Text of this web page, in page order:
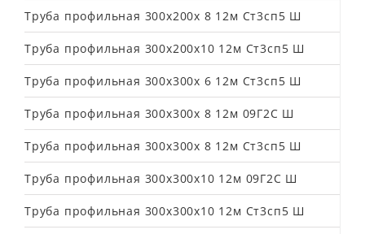
Труба профильная 300х200х 8 12м Ст3сп5 Ш
Труба профильная 300х200х10 12м Ст3сп5 Ш
Труба профильная 300х300х 6 12м Ст3сп5 Ш
Труба профильная 300х300х 8 12м 09Г2С Ш
Труба профильная 300х300х 8 12м Ст3сп5 Ш
Труба профильная 300х300х10 12м 09Г2С Ш
Труба профильная 300х300х10 12м Ст3сп5 Ш